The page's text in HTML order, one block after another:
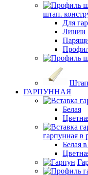
штап.
Для
Линии
ГАРПУННАЯ
Белая
гарпунная в
Белая